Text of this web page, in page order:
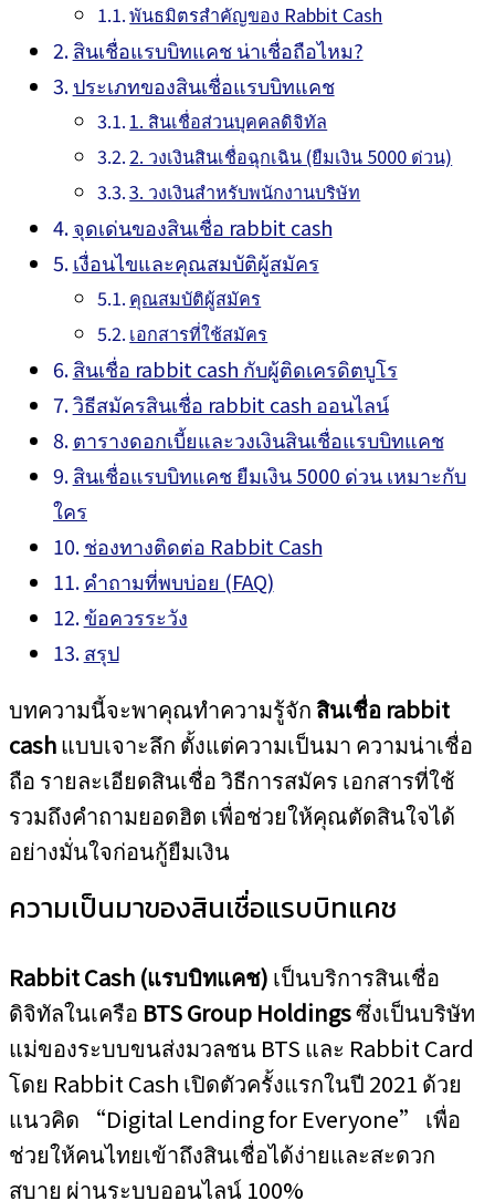
พันธมิตรสำคัญของ Rabbit Cash
สินเชื่อแรบบิทแคช น่าเชื่อถือไหม?
ประเภทของสินเชื่อแรบบิทแคช
1. สินเชื่อส่วนบุคคลดิจิทัล
2. วงเงินสินเชื่อฉุกเฉิน (ยืมเงิน 5000 ด่วน)
3. วงเงินสำหรับพนักงานบริษัท
จุดเด่นของสินเชื่อ rabbit cash
เงื่อนไขและคุณสมบัติผู้สมัคร
คุณสมบัติผู้สมัคร
เอกสารที่ใช้สมัคร
สินเชื่อ rabbit cash กับผู้ติดเครดิตบูโร
วิธีสมัครสินเชื่อ rabbit cash ออนไลน์
ตารางดอกเบี้ยและวงเงินสินเชื่อแรบบิทแคช
สินเชื่อแรบบิทแคช ยืมเงิน 5000 ด่วน เหมาะกับ
ใคร
ช่องทางติดต่อ Rabbit Cash
คำถามที่พบบ่อย (FAQ)
ข้อควรระวัง
สรุป
บทความนี้จะพาคุณทำความรู้จัก สินเชื่อ rabbit
cashแบบเจาะลึก ตั้งแต่ความเป็นมา ความน่าเชื่อ
ถือ รายละเอียดสินเชื่อ วิธีการสมัคร เอกสารที่ใช้
รวมถึงคำถามยอดฮิต เพื่อช่วยให้คุณตัดสินใจได้
อย่างมั่นใจก่อนกู้ยืมเงิน
ความเป็นมาของสินเชื่อแรบบิทแคช
Rabbit Cash (แรบบิทแคช) เป็นบริการสินเชื่อ
ดิจิทัลในเครือ BTS Group Holdingsซึ่งเป็นบริษัท
แม่ของระบบขนส่งมวลชน BTS และ Rabbit Card
โดย Rabbit Cash เปิดตัวครั้งแรกในปี 2021 ด้วย
แนวคิด “Digital Lending for Everyone” เพื่อ
ช่วยให้คนไทยเข้าถึงสินเชื่อได้ง่ายและสะดวก
สบาย ผ่านระบบออนไลน์ 100%